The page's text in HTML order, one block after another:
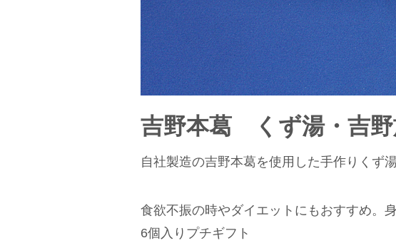
吉野本葛 くず湯・吉野
自社製造の吉野本葛を使用した手作りくず湯
食欲不振の時やダイエットにもおすすめ。
6個入りプチギフト